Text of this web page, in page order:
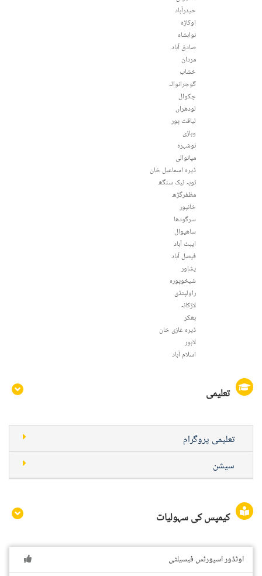
حیدرآباد
اوکاڑہ
نوابشاہ
صادق آباد
مردان
خشاب
گوجرانوالہ
چکوال
لودھراں
لیاقت پور
وہاڑی
نوشہرہ
میانوالی
ڈیرہ اسماعیل خان
ٹوبہ ٹیک سنگھ
مظفرگڑھ
خانپور
سرگودھا
ساھیوال
ایبٹ آباد
فيصل آباد
پشاور
شیخوپورہ
راولپنڈی
لاڑکانہ
بھکر
ڈیرہ غازی خان
لاہور
اسلام آباد
تعلیمی
تعلیمی پروگرام
سیشن
کیمپس کی سہولیات
اوٹڈور اسپورٹس فیسیلٹی